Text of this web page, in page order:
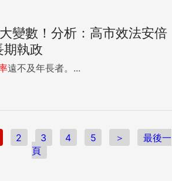
變數！分析：高市效法安倍
期執政
遠不及年長者。...
2 3 4 5 ＞
最後一
頁